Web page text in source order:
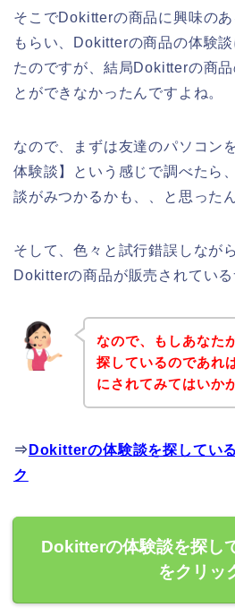
そこでDokitterの商品に興味の
もらい、Dokitterの商品の体験
たのですが、結局Dokitterの商
とができなかったんですよね。
なので、まずは友達のパソコ
体験談】という感じで調べたら
談がみつかるかも、、と思った
そして、色々と試行錯誤しなが
Dokitterの商品が販売されている
なので、もしあなた
探しているのであれ
にされてみてはいか
⇒ Dokitterの体験談を探してい
ク
Dokitterの体験談を探し
をクリッ